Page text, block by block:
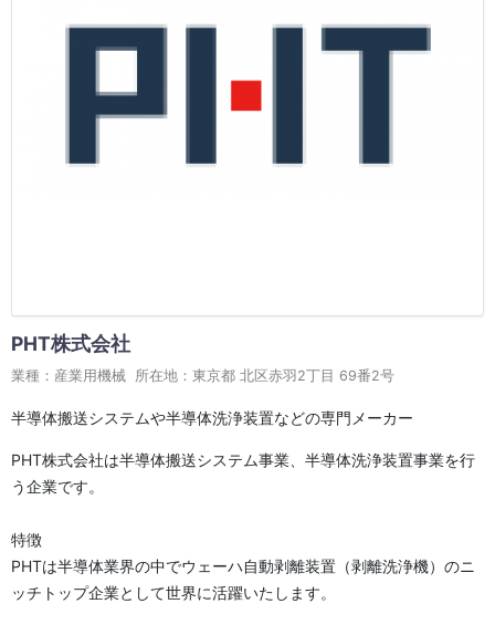
PHT株式会社
業種：産業用機械 所在地：東京都 北区赤羽2丁目 69番2号
半導体搬送システムや半導体洗浄装置などの専門メーカー
PHT株式会社は半導体搬送システム事業、半導体洗浄装置事業を行
う企業です。
特徴
PHTは半導体業界の中でウェーハ自動剥離装置（剥離洗浄機）のニ
ッチトップ企業として世界に活躍いたします。